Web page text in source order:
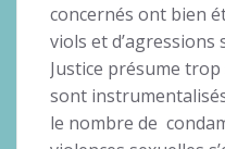
concernés ont bien
viols et d’agressions
Justice présume
sont
le nombre de